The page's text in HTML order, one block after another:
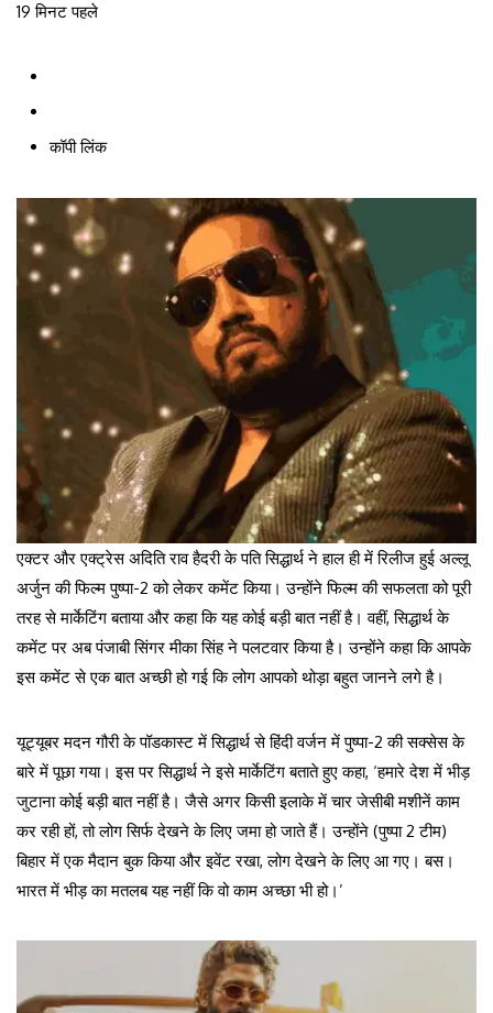
19 मिनट पहले
कॉपी लिंक
एक्टर और एक्ट्रेस अदिति राव हैदरी के पति सिद्धार्थ ने हाल ही में रिलीज हुई अल्लू
अर्जुन की फिल्म पुष्पा-2 को लेकर कमेंट किया। उन्होंने फिल्म की सफलता को पूरी
तरह से मार्केटिंग बताया और कहा कि यह कोई बड़ी बात नहीं है। वहीं, सिद्धार्थ के
कमेंट पर अब पंजाबी सिंगर मीका सिंह ने पलटवार किया है। उन्होंने कहा कि आपके
इस कमेंट से एक बात अच्छी हो गई कि लोग आपको थोड़ा बहुत जानने लगे है।
यूट्यूबर मदन गौरी के पॉडकास्ट में सिद्धार्थ से हिंदी वर्जन में पुष्पा-2 की सक्सेस के
बारे में पूछा गया। इस पर सिद्धार्थ ने इसे मार्केटिंग बताते हुए कहा, ‘हमारे देश में भीड़
जुटाना कोई बड़ी बात नहीं है। जैसे अगर किसी इलाके में चार जेसीबी मशीनें काम
कर रही हों, तो लोग सिर्फ देखने के लिए जमा हो जाते हैं। उन्होंने (पुष्पा 2 टीम)
बिहार में एक मैदान बुक किया और इवेंट रखा, लोग देखने के लिए आ गए। बस।
भारत में भीड़ का मतलब यह नहीं कि वो काम अच्छा भी हो।’